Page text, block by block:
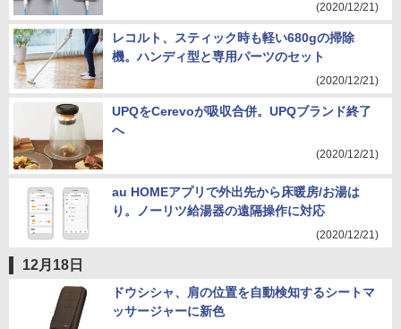
(2020/12/21)
レコルト、スティック時も軽い680gの掃除
機。ハンディ型と専用パーツのセット
(2020/12/21)
UPQをCerevoが吸収合併。UPQブランド終了
へ
(2020/12/21)
au HOMEアプリで外出先から床暖房/お湯は
り。ノーリツ給湯器の遠隔操作に対応
(2020/12/21)
12月18日
ドウシシャ、肩の位置を自動検知するシートマ
ッサージャーに新色